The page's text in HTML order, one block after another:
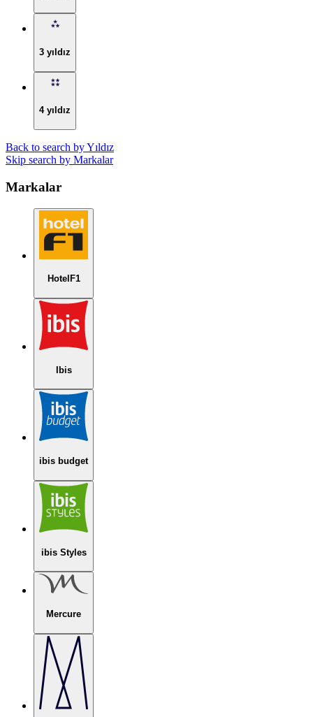
3 yıldız
4 yıldız
Back to search by Yıldız
Skip search by Markalar
Markalar
HotelF1
Ibis
ibis budget
ibis Styles
Mercure